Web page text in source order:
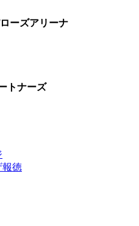
ーズアリーナ
トナーズ
報徳